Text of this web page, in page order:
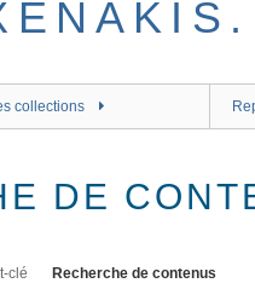
collections
DE
clé Recherche de contenus